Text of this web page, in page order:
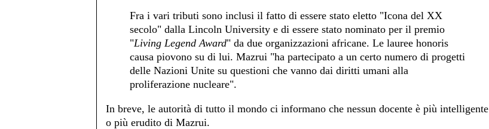
Fra i vari tributi sono inclusi il fatto di essere stato eletto "Icona del XX
secolo" dalla Lincoln University e di essere stato nominato per il premio
"Living Legend Award" da due organizzazioni africane. Le lauree honoris
causa piovono su di lui. Mazrui "ha partecipato a un certo numero di progetti
delle Nazioni Unite su questioni che vanno dai diritti umani alla
proliferazione nucleare".
In breve, le autorità di tutto il mondo ci informano che nessun docente è più intelligente
o più erudito di Mazrui.